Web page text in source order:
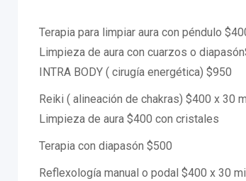
Terapia para limpiar aura con péndulo
Limpieza de aura con cuarzos o
INTRA BODY ( cirugía energética) $950
Reiki ( alineación de chakras) $400 x 30
Limpieza de aura $400 con cristales
Terapia con diapasón $500
Reflexología manual o podal $400 x 30